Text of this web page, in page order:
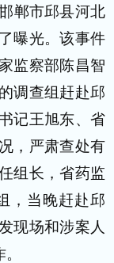
郸市邱县河北
曝光。该事件
监察部陈昌智
调查组赶赴邱
记王旭东、省
，严肃查处有
组长，省药监
，当晚赶赴邱
现场和涉案人